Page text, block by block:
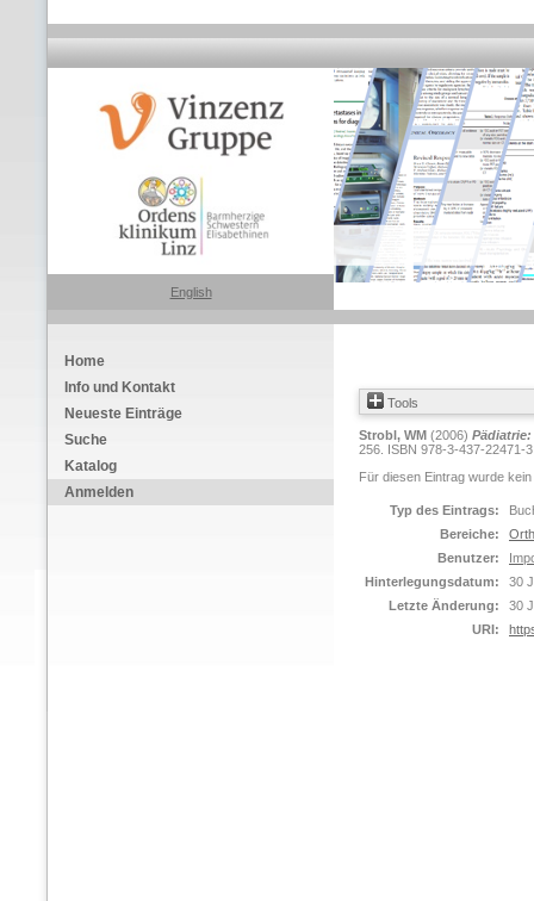
English
Home
Info und Kontakt
Neueste Einträge
Suche
Katalog
Anmelden
Tools
Strobl, WM (2006)
256. ISBN 978-3-437-22471-3
Für diesen Eintrag wurde
Typ des Eintrags:
Bereiche:
Benutzer:
Hinterlegungsdatum:
30
Letzte Änderung:
30
URI: